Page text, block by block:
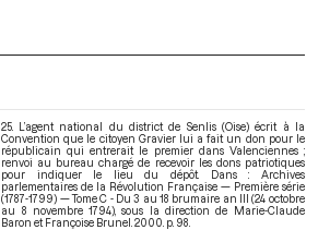
25. L’agent national du district de Senlis (Oise) écrit à la
Convention que le citoyen Gravier lui a fait un don pour le
républicain qui entrerait le premier dans Valenciennes ;
renvoi au bureau chargé de recevoir les dons patriotiques
pour indiquer le lieu du dépôt. Dans : Archives
parlementaires de la Révolution Française — Première série
(1787-1799) — Tome C - Du 3 au 18 brumaire an III (24 octobre
au 8 novembre 1794) , sous la direction de Marie-Claude
Baron et Françoise Brunel. 2000. p. 98.